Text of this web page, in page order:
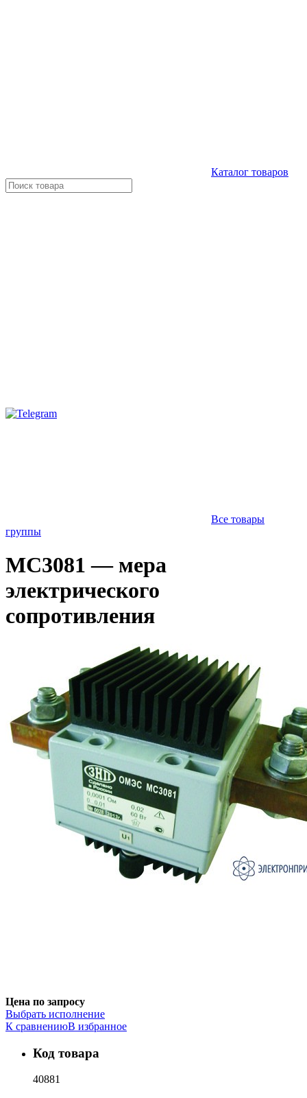
Каталог товаров
Все товары
группы
МС3081 — мера
электрического
сопротивления
Цена по запросу
Выбрать исполнение
К сравнениюВ избранное
Код товара
40881